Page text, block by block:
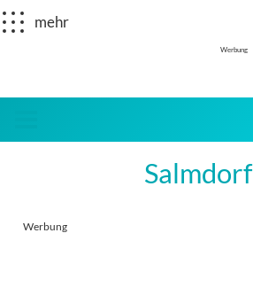
mehr
Werbung
Salmdorf
Werbung